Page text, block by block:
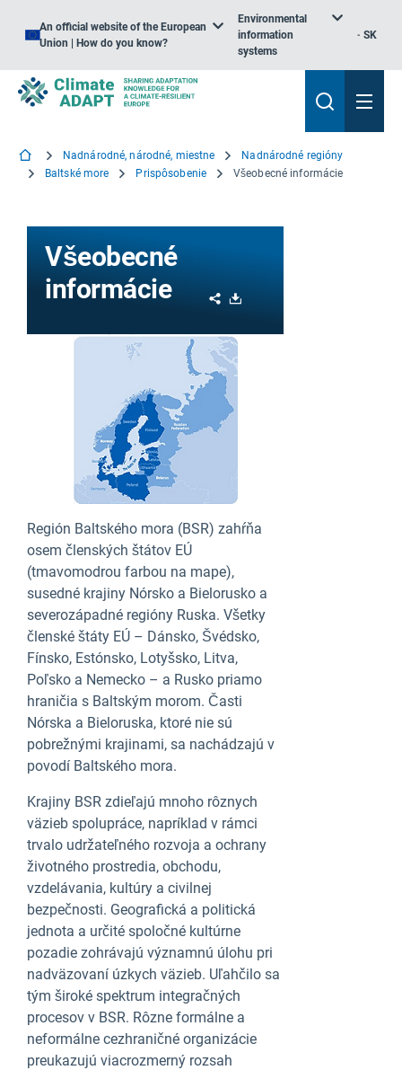
An official website of the European
Union | How do you know?
Environmental
information
systems
SK
Nadnárodné, národné, miestne
Nadnárodné regióny
Baltské more
Prispôsobenie Všeobecné informácie
Všeobecné
informácie
Share
Región Baltského mora (BSR) zahŕňa
osem členských štátov EÚ
(tmavomodrou farbou na mape),
susedné krajiny Nórsko a Bielorusko a
severozápadné regióny Ruska. Všetky
členské štáty EÚ – Dánsko, Švédsko,
Fínsko, Estónsko, Lotyšsko, Litva,
Poľsko a Nemecko – a Rusko priamo
hraničia s Baltským morom. Časti
Nórska a Bieloruska, ktoré nie sú
pobrežnými krajinami, sa nachádzajú v
povodí Baltského mora.
Krajiny BSR zdieľajú mnoho rôznych
väzieb spolupráce, napríklad v rámci
trvalo udržateľného rozvoja a ochrany
životného prostredia, obchodu,
vzdelávania, kultúry a civilnej
bezpečnosti. Geografická a politická
jednota a určité spoločné kultúrne
pozadie zohrávajú významnú úlohu pri
nadväzovaní úzkych väzieb. Uľahčilo sa
tým široké spektrum integračných
procesov v BSR. Rôzne formálne a
neformálne cezhraničné organizácie
preukazujú viacrozmerný rozsah